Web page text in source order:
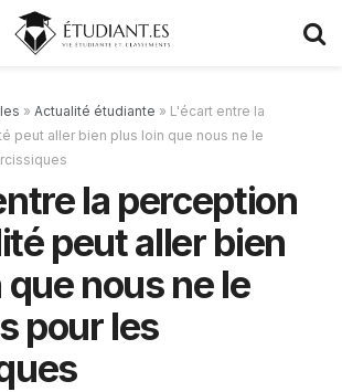
» Actualité étudiante » L'écart entre la
peut aller bien plus loin que nous ne le
la perception
peut aller bien
nous ne le
pour les